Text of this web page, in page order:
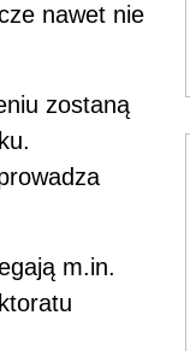
nawet nie
zostaną
m.in.